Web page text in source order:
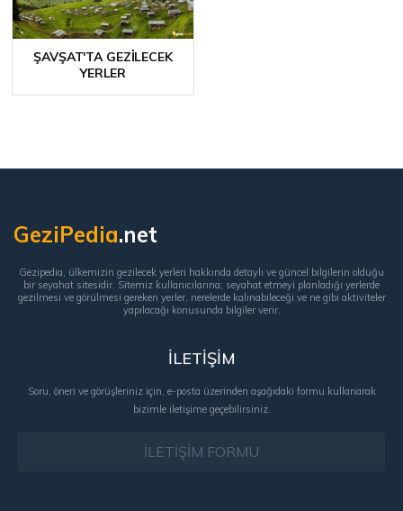
ŞAVŞAT'TA GEZILECEK
YERLER
GeziPedia.net
Gezipedia, ülkemizin gezilecek yerleri hakkında detaylı ve güncel bilgilerin olduğu
bir seyahat sitesidir. Sitemiz kullanıcılarına; seyahat etmeyi planladığı yerlerde
gezilmesi ve görülmesi gereken yerler, nerelerde kalınabileceği ve ne gibi aktiviteler
yapılacağı konusunda bilgiler verir.
İLETİŞİM
Soru, öneri ve görüşleriniz için, e-posta üzerinden aşağıdaki formu kullanarak
bizimle iletişime geçebilirsiniz.
İLETİŞİM FORMU